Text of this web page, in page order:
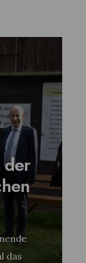
der
das